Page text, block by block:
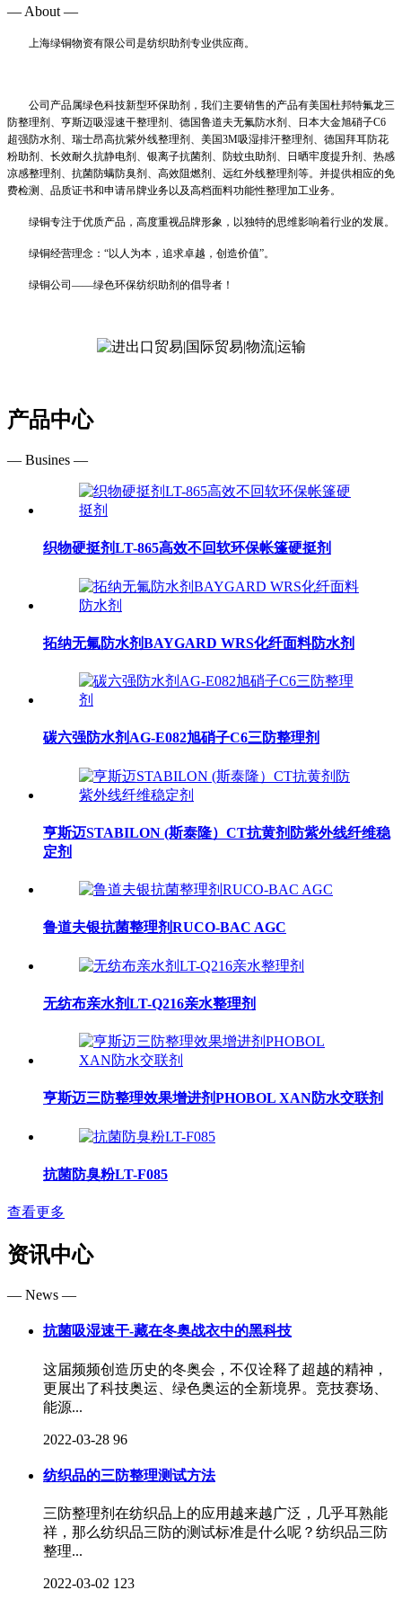
— About —
上海绿铜物资有限公司是纺织助剂专业供应商。
公司产品属绿色科技新型环保助剂，我们主要销售的产品有美国杜邦特氟龙三
防整理剂、亨斯迈吸湿速干整理剂、德国鲁道夫无氟防水剂、日本大金旭硝子C6
超强防水剂、瑞士昂高抗紫外线整理剂、美国3M吸湿排汗整理剂、德国拜耳防花
粉助剂、长效耐久抗静电剂、银离子抗菌剂、防蚊虫助剂、日晒牢度提升剂、热感
凉感整理剂、抗菌防螨防臭剂、高效阻燃剂、远红外线整理剂等。并提供相应的免
费检测、品质证书和申请吊牌业务以及高档面料功能性整理加工业务。
绿铜专注于优质产品，高度重视品牌形象，以独特的思维影响着行业的发展。
绿铜经营理念： “以人为本，追求卓越，创造价值”。
绿铜公司 ——绿色环保纺织助剂的倡导者！
产品中心
— Busines —
织物硬挺剂LT-865高效不回软环保帐篷硬挺剂
拓纳无氟防水剂BAYGARD WRS化纤面料防水剂
碳六强防水剂AG-E082旭硝子C6三防整理剂
亨斯迈STABILON (斯泰隆）CT抗黄剂防紫外线纤维稳
定剂
鲁道夫银抗菌整理剂RUCO-BAC AGC
无纺布亲水剂LT-Q216亲水整理剂
亨斯迈三防整理效果增进剂PHOBOL XAN防水交联剂
抗菌防臭粉LT-F085
查看更多
资讯中心
— News —
抗菌吸湿速干-藏在冬奥战衣中的黑科技
这届频频创造历史的冬奥会，不仅诠释了超越的精神，
更展出了科技奥运、绿色奥运的全新境界。竞技赛场、
能源...
2022-03-28 96
纺织品的三防整理测试方法
三防整理剂在纺织品上的应用越来越广泛，几乎耳熟能
祥，那么纺织品三防的测试标准是什么呢？纺织品三防
整理...
2022-03-02 123